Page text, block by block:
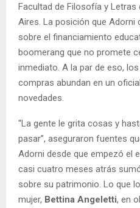
Facultad de Filosofía y Letras
Aires. La posición que Adorni
sobre el financiamiento
boomerang que no promete
inmediato. A la par de eso,
compras abundan en un
novedades.
“La gente le grita cosas y
pasar”, aseguraron fuentes
Adorni desde que empezó el
casi cuatro meses atrás
sobre su patrimonio. Lo que
mujer, Bettina Angeletti, en